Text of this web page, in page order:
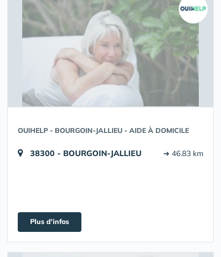
OUIHELP - BOURGOIN-JALLIEU - AIDE À DOMICILE
38300 - BOURGOIN-JALLIEU ➔ 46.83 km
Plus d'infos